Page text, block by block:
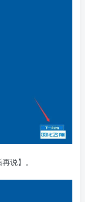
说】。